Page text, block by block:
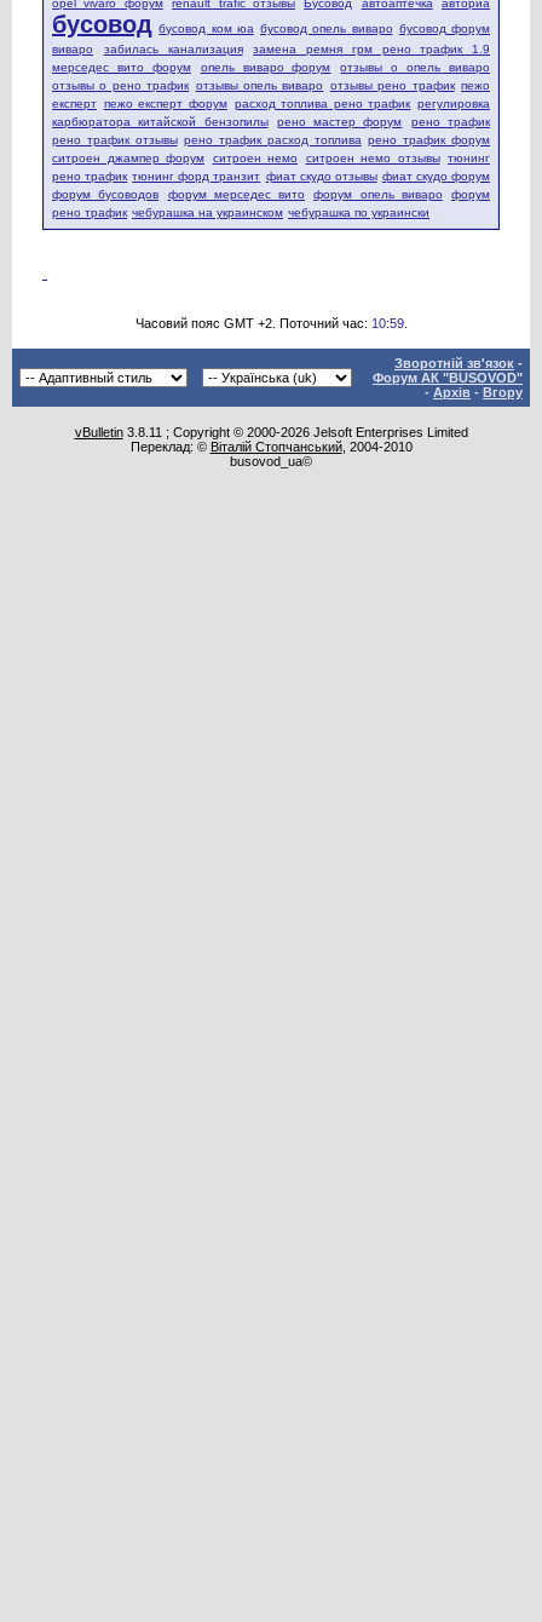
opel vivaro форум renault trafic отзывы Бусовод автоаптечка авториа
бусовод бусовод ком юа бусовод опель виваро бусовод форум
виваро
забилась канализация
замена ремня грм рено трафик 1.9
мерседес вито форум
опель виваро форум
отзывы о опель виваро
отзывы о рено трафик отзывы опель виваро отзывы рено трафик пежо
експерт пежо експерт форум расход топлива рено трафик регулировка
карбюратора китайской бензопилы
рено мастер форум
рено трафик
рено трафик отзывы рено трафик расход топлива рено трафик форум
ситроен джампер форум
ситроен немо ситроен немо отзывы тюнинг
рено трафик тюнинг форд транзит фиат скудо отзывы фиат скудо форум
форум бусоводов
форум мерседес вито форум опель виваро
форум
рено трафик чебурашка на украинском чебурашка по украински
Часовий пояс GMT +2. Поточний час: 10:59.
Зворотній зв'язок -
Форум АК "BUSOVOD"
- Архів - Вгору
vBulletin3.8.11 ; Copyright © 2000-2026 Jelsoft Enterprises Limited
Переклад: © Віталій Стопчанський, 2004-2010
busovod_ua©